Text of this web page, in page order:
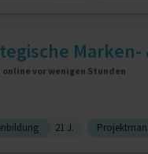
vor wenigen Stunden
21 J.